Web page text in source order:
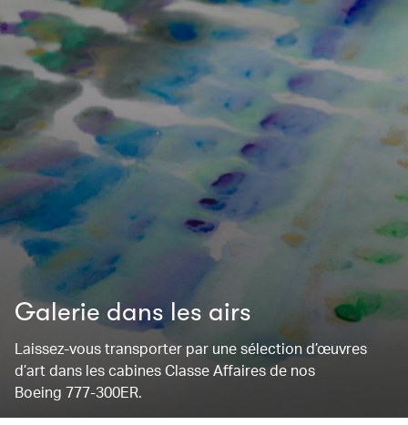
Galerie dans les airs
Laissez-vous transporter par une sélection d’œuvres
d’art dans les cabines Classe Affaires de nos
Boeing 777-300ER.